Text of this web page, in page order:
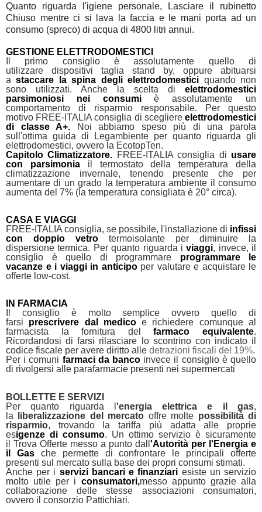
Quanto riguarda l'igiene personale, Lasciare il rubinetto
Chiuso mentre ci si lava la faccia e le mani porta ad un
consumo (spreco) di acqua di 4800 litri annui.
GESTIONE ELETTRODOMESTICI
Il primo consiglio è assolutamente quello di
utilizzare dispositivi taglia stand by, oppure abituarsi
astaccare la spina degli elettrodomestici quando non
sono utilizzati. Anche la scelta di elettrodomestici
parsimoniosi nei consumiè assolutamente un
comportamento di risparmio responsabile. Per questo
motivo FREE-ITALIA consiglia di scegliere elettrodomestici
di classe A+.
Noi abbiamo speso più di una parola
sull'ottima guida di Legambiente per quanto riguarda gli
elettrodomestici, ovvero la EcotopTen.
Capitolo Climatizzatore. FREE-ITALIA consiglia di usare
con parsimoniail termostato della temperatura della
climatizzazione invernale, tenendo presente che per
aumentare di un grado la temperatura ambiente il consumo
aumenta del 7% (la temperatura consigliata è 20° circa).
CASA E VIAGGI
FREE-ITALIA consiglia, se possibile, l'installazione di infissi
con doppio vetro termoisolante per diminuire la
dispersione termica. Per quanto riguarda i viaggi, invece, il
consiglio è quello di programmare programmare le
vacanze e i viaggi in anticipoper valutare e acquistare le
offerte low-cost.
IN FARMACIA
Il consiglio è molto semplice ovvero quello di
farsi prescrivere dal medicoe richiedere comunque al
farmacista la fornitura delfarmaco equivalente.
Ricordandosi di farsi rilasciare lo scontrino con indicato il
codice fiscale per avere diritto alle detrazioni fiscali del 19%.
Per i comuni farmaci da banco invece il consiglio è quello
di rivolgersi alle parafarmacie presenti nei supermercati
BOLLETTE E SERVIZI
Per quanto riguarda l 'energia elettrica e il gas,
la
liberalizzazione del mercato offre molte possibilità di
risparmio, trovando la tariffa più adatta alle proprie
esigenze di consumo. Un ottimo servizio è sicuramente
il Trova Offerte messo a punto dall 'Autorità per l'Energia e
il Gas che permette di confrontare le principali offerte
presenti sul mercato sulla base dei propri consumi stimati.
Anche per i servizi bancari e finanziari esiste un servizio
molto utile per i consumatori,messo appunto grazie alla
collaborazione delle stesse associazioni consumatori,
ovvero il consorzio Pattichiari.